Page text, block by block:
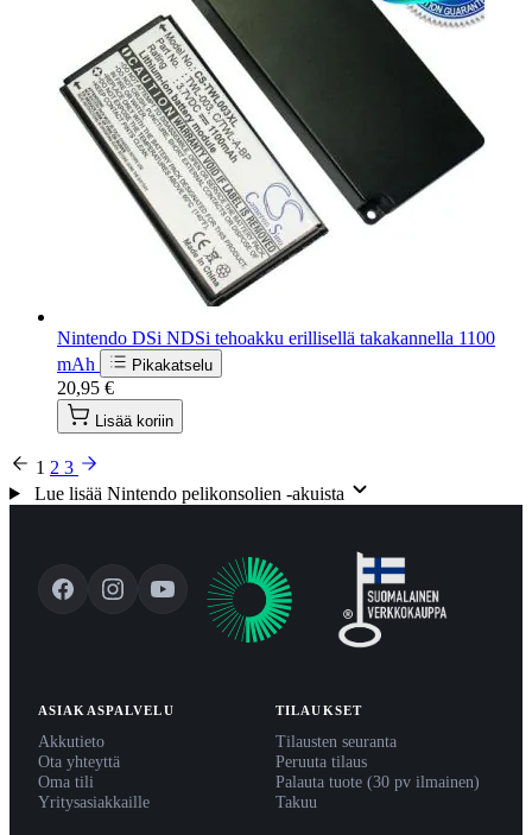
Nintendo DSi NDSi tehoakku erillisellä takakannella 1100
mAh
Pikakatselu
20,95 €
Lisää koriin
1 2 3
Lue lisää Nintendo pelikonsolien -akuista
ASIAKASPALVELU
Akkutieto
Ota yhteyttä
Oma tili
Yritysasiakkaille
TILAUKSET
Tilausten seuranta
Peruuta tilaus
Palauta tuote (30 pv ilmainen)
Takuu